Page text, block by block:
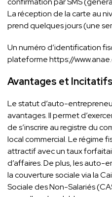
La réception de la carte au
prend quelques jours (une
Un numéro d’identification
plateforme https://
Avantages et Incitatifs
Le statut d’auto-
avantages. Il permet
de s’inscrire au registre du
local commercial. Le régime
attractif avec un taux
d’affaires. De plus, les
la couverture sociale via la
Sociale des Non-Salariés